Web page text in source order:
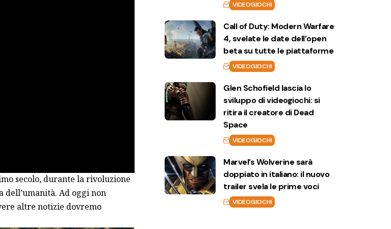
secolo, durante la rivoluzione
dell’umanità. Ad oggi non
altre notizie dovremo
VIDEOGIOCHI
Call of Duty: Modern Warfare
4, svelate le date dell’open
beta su tutte le piattaforme
VIDEOGIOCHI
Glen Schofield lascia lo
sviluppo di videogiochi: si
ritira il creatore di Dead
Space
VIDEOGIOCHI
Marvel’s Wolverine sarà
doppiato in italiano: il nuovo
trailer svela le prime voci
VIDEOGIOCHI